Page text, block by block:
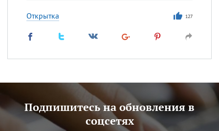
Открытка 127
Подпишитесь на обновления в
соцсетях